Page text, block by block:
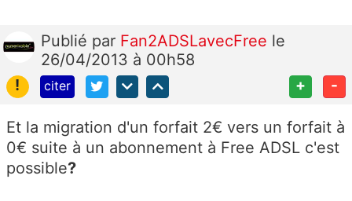
Publié par Fan2ADSLavecFree le
26/04/2013 à 00h58
!
citer + -
Et la migration d'un forfait 2€ vers un forfait à
0€ suite à un abonnement à Free ADSL c'est
possible?